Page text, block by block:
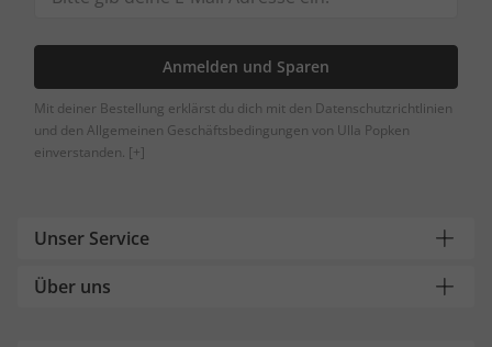
Anmelden und Sparen
Mit deiner Bestellung erklärst du dich mit den Datenschutzrichtlinien
und den Allgemeinen Geschäftsbedingungen von Ulla Popken
einverstanden. [+]
Unser Service
Über uns